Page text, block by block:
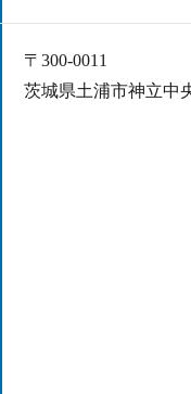
〒300-0011
茨城県土浦市神立中